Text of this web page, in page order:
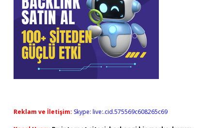
Reklam ve İletişim: Skype: live:.cid.575569c608265c69